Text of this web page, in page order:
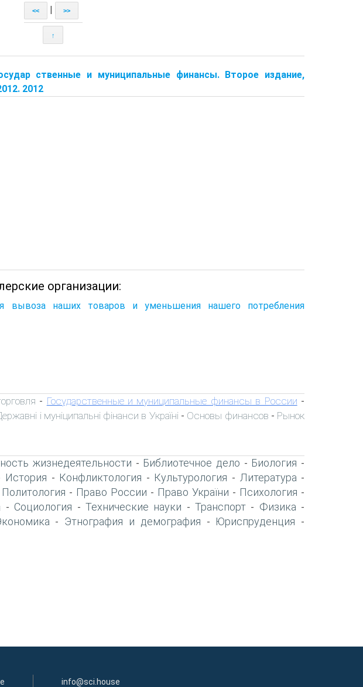
<< >>
↑
ственные и муниципальные финансы. Второе издание,
2012
организации:
вывоза наших товаров и уменьшения нашего потребления
- Государственные и муниципальные финансы в России -
і муніципальні фінанси в Україні - Основы финансов - Рынок
жизнедеятельности - Библиотечное дело - Биология -
История - Конфликтология - Культурология - Литература -
Политология - Право России - Право України - Психология -
- Социология - Технические науки - Транспорт- Физика -
- Этнография и демография - Юриспруденция -
info@sci.house